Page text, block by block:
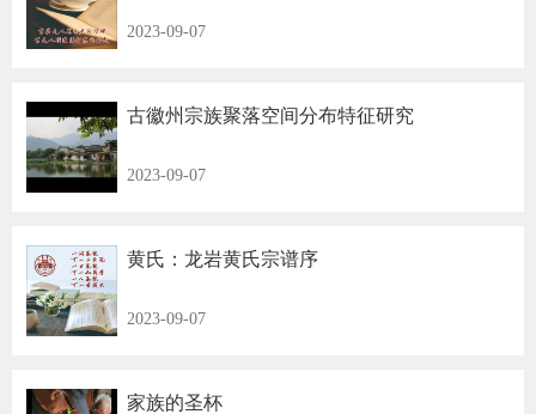
2023-09-07
古徽州宗族聚落空间分布特征研究
2023-09-07
黄氏：龙岩黄氏宗谱序
2023-09-07
家族的圣杯